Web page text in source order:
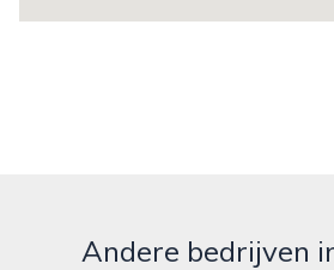
Andere bedrijven